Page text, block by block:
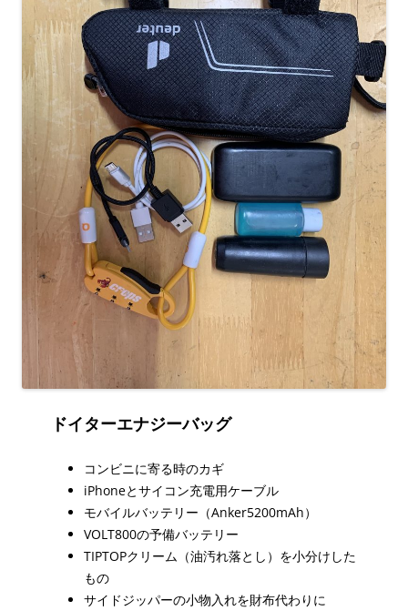
ドイターエナジーバッグ
コンビニに寄る時のカギ
iPhoneとサイコン充電用ケーブル
モバイルバッテリー（Anker5200mAh）
VOLT800の予備バッテリー
TIPTOPクリーム（油汚れ落とし）を小分けした
もの
サイドジッパーの小物入れを財布代わりに